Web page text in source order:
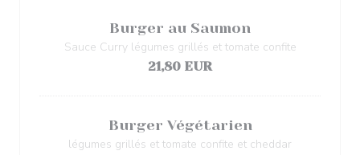
Burger au Saumon
Sauce Curry légumes grillés et tomate confite
21,80 EUR
Burger Végétarien
légumes grillés et tomate confite et cheddar